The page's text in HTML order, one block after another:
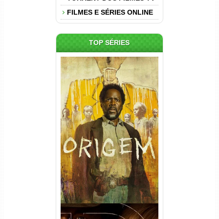
FILMES E SÉRIES ONLINE
TOP SÉRIES
Origem 4ª Temporada Torrent
(2026) WEB-DL 1080p/4K
Dual Áudio